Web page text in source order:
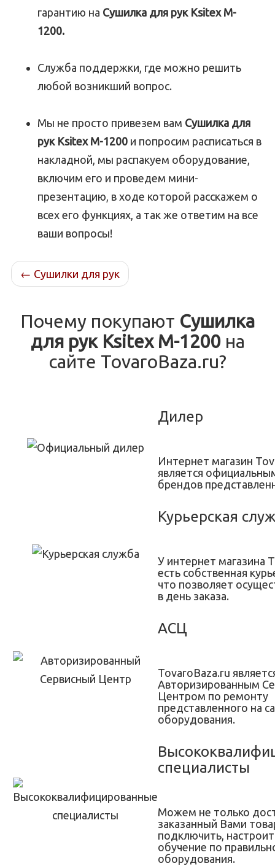
гарантию на Сушилка для рук Ksitex M-
1200.
Служба поддержки, где можно решить
любой возникший вопрос.
Мы не просто привезем вам Сушилка для
рук Ksitex M-1200 и попросим расписаться в
накладной, мы распакуем оборудование,
включим его и проведем мини-
презентацию, в ходе которой расскажем о
всех его функциях, а так же ответим на все
ваши вопросы!
← Сушилки для рук
Почему покупают Сушилка
для рук Ksitex M-1200на
сайте TovaroBaza.ru?
Дилер
Интернет магазин
является
брендов
Курьерская
У интернет магазина
есть собственная
что позволяет
в день заказа.
АСЦ
TovaroBaza.ru
Авторизированным
Центром по ремонту
представленного на
оборудования.
специалисты
Можем не только
заказанный Вами
подключить,
обучение по
оборудования.